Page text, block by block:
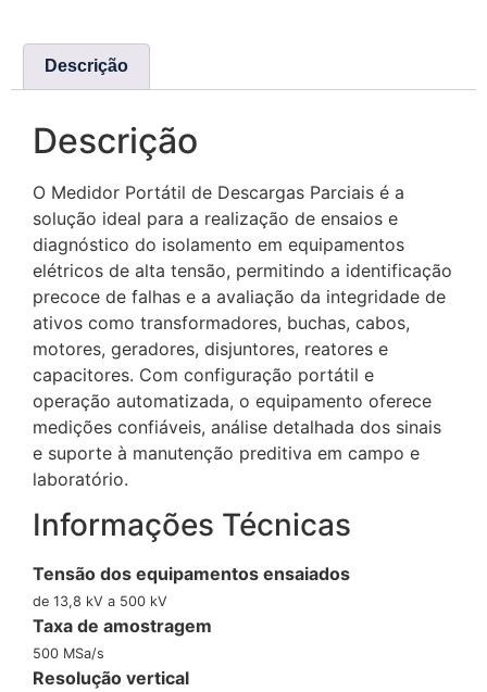
Descrição
Descrição
O Medidor Portátil de Descargas Parciais é a
solução ideal para a realização de ensaios e
diagnóstico do isolamento em equipamentos
elétricos de alta tensão, permitindo a identificação
precoce de falhas e a avaliação da integridade de
ativos como transformadores, buchas, cabos,
motores, geradores, disjuntores, reatores e
capacitores. Com configuração portátil e
operação automatizada, o equipamento oferece
medições confiáveis, análise detalhada dos sinais
e suporte à manutenção preditiva em campo e
laboratório.
Informações Técnicas
Tensão dos equipamentos ensaiados
de 13,8 kV a 500 kV
Taxa de amostragem
500 MSa/s
Resolução vertical